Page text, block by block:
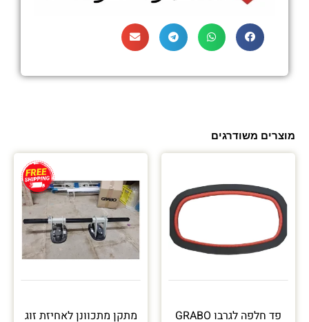
מוצרים משודרגים
פד חלפה לגרבו GRABO מתקן מתכוונן לאחיזת זוג